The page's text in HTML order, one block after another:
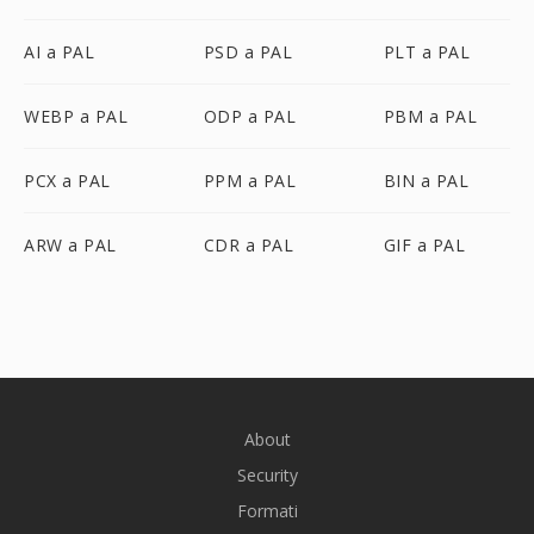
AI a PAL PSD a PAL PLT a PAL
WEBP a PAL ODP a PAL PBM a PAL
PCX a PAL PPM a PAL BIN a PAL
ARW a PAL CDR a PAL GIF a PAL
About
Security
Formati